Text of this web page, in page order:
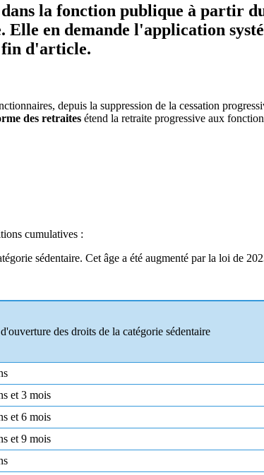
la fonction publique à partir
Elle en demande l'application
fin d'article.
depuis la suppression de la cessation
des retraites étend la retraite progressive aux
cumulatives :
sédentaire. Cet âge a été augmenté par la loi de
des droits de la catégorie sédentaire
et 3 mois
et 6 mois
et 9 mois